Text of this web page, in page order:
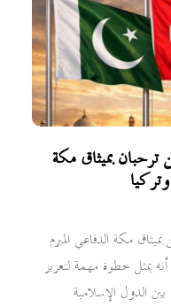
ترحبان بميثاق مكة
مكة الدفاعي المبرم
يمثل خطوة مهمة لتعزيز
الدول الإسلامية